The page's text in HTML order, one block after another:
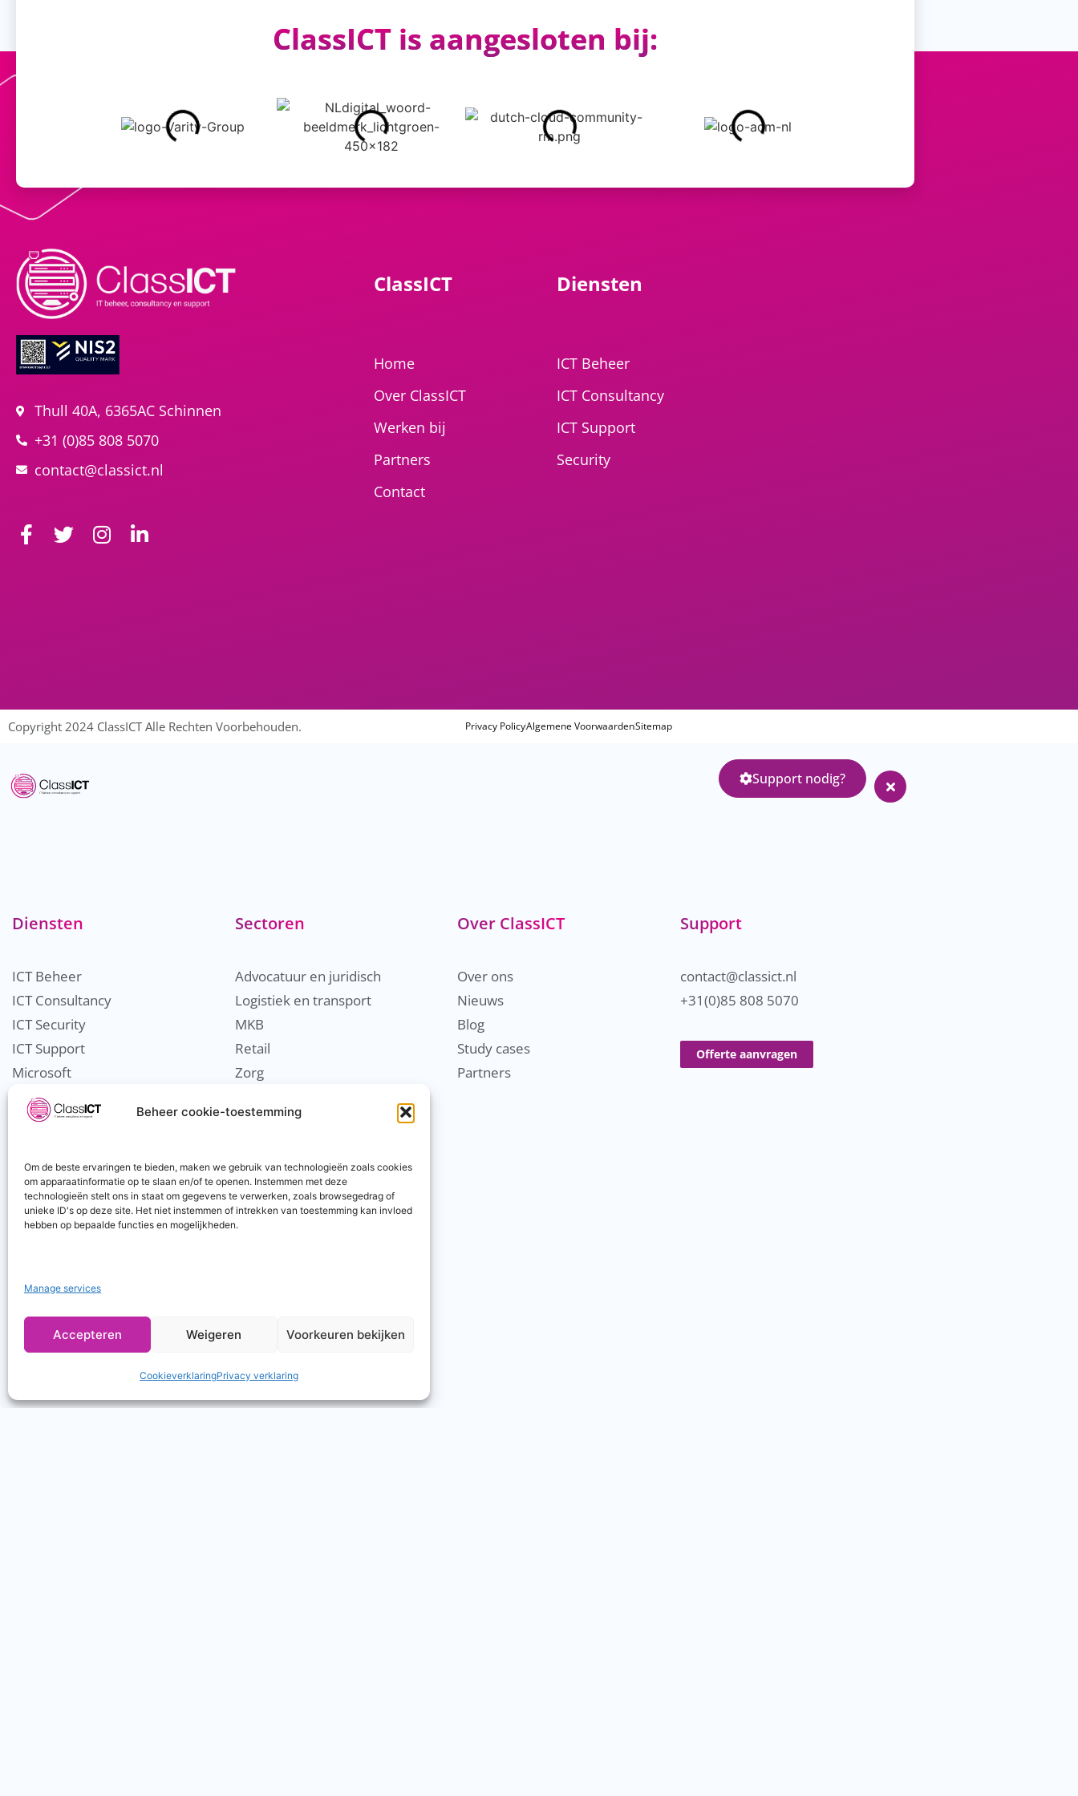
Beheer cookie-toestemming
Om de beste ervaringen te bieden, maken we gebruik van technologieën zoals cookies
om apparaatinformatie op te slaan en/of te openen. Instemmen met deze
technologieën stelt ons in staat om gegevens te verwerken, zoals browsegedrag of
unieke ID's op deze site. Het niet instemmen of intrekken van toestemming kan invloed
hebben op bepaalde functies en mogelijkheden.
Manage services
Accepteren Weigeren Voorkeuren bekijken
CookieverklaringPrivacy verklaring
ClassICT is aangesloten bij:
Thull 40A, 6365AC Schinnen
+31 (0)85 808 5070
contact@classict.nl
ClassICT
Home
Over ClassICT
Werken bij
Partners
Contact
Diensten
ICT Beheer
ICT Consultancy
ICT Support
Security
Copyright 2024 ClassICT Alle Rechten Voorbehouden. Privacy PolicyAlgemene VoorwaardenSitemap
Support nodig?
Diensten
ICT Beheer
ICT Consultancy
ICT Security
ICT Support
Microsoft
Cloud
Connectiviteit
Hosting
Telefonie
Sectoren
Advocatuur en juridisch
Logistiek en transport
MKB
Retail
Zorg
Over ClassICT
Over ons
Nieuws
Blog
Study cases
Partners
Support
contact@classict.nl
+31(0)85 808 5070
Offerte aanvragen